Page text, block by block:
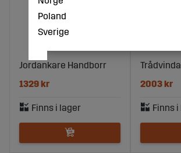
Jordankare Handborr
1329 kr
Trådvinda
2003 kr
Poland
Sverige